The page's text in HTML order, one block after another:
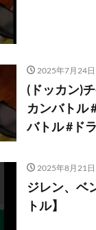
2025年7月24日
(ドッカン)
カンバトル
バトル #ド
2025年8月21日
ジレン、ベ
トル】